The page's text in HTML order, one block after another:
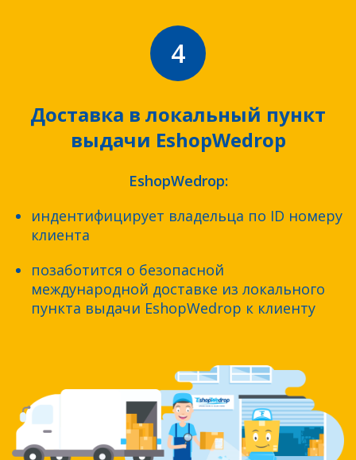
4
Доставка в локальный пункт
выдачи EshopWedrop
EshopWedrop:
индентифицирует владельца по ID номеру
клиента
позаботится о безопасной
международной доставке из локального
пункта выдачи EshopWedrop к клиенту